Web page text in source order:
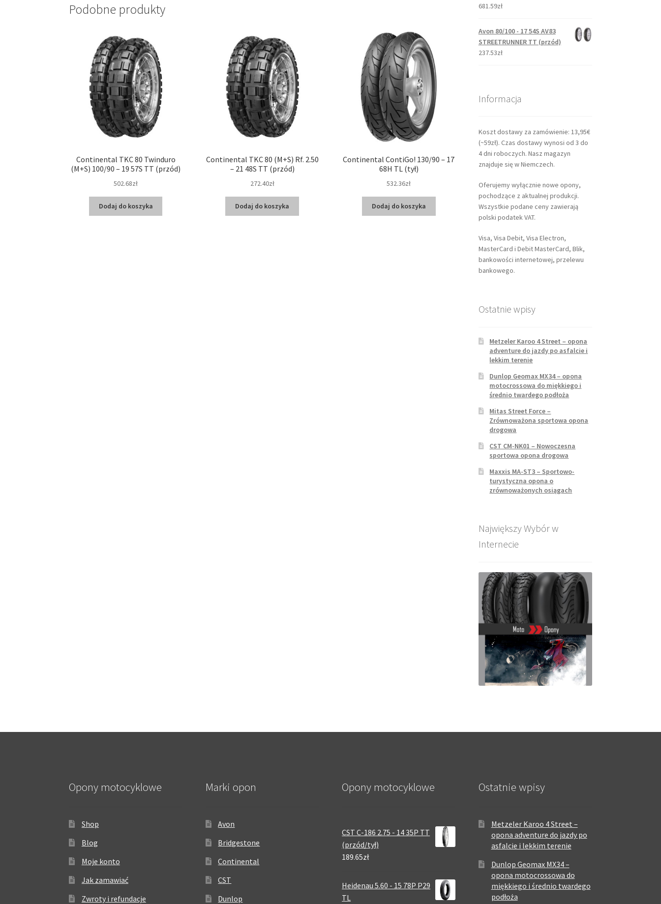
Podobne produkty
Continental TKC 80 Twinduro
(M+S) 100/90 – 19 57S TT (przód)
502.68zł
Dodaj do koszyka
Continental TKC 80 (M+S) Rf. 2.50
– 21 48S TT (przód)
272.40zł
Dodaj do koszyka
Continental ContiGo! 130/90 – 17
68H TL (tył)
532.36zł
Dodaj do koszyka
681.59zł
Avon 80/100 - 17 54S AV83
STREETRUNNER TT (przód)
237.53zł
Informacja
Koszt dostawy za zamówienie: 13,95€
(~59zł). Czas dostawy wynosi od 3 do
4 dni roboczych. Nasz magazyn
znajduje się w Niemczech.
Oferujemy wyłącznie nowe opony,
pochodzące z aktualnej produkcji.
Wszystkie podane ceny zawierają
polski podatek VAT.
Visa, Visa Debit, Visa Electron,
MasterCard i Debit MasterCard, Blik,
bankowości internetowej, przelewu
bankowego.
Ostatnie wpisy
Metzeler Karoo 4 Street – opona
adventure do jazdy po asfalcie i
lekkim terenie
Dunlop Geomax MX34 – opona
motocrossowa do miękkiego i
średnio twardego podłoża
Mitas Street Force –
Zrównoważona sportowa opona
drogowa
CST CM-NK01 – Nowoczesna
sportowa opona drogowa
Maxxis MA-ST3 – Sportowo-
turystyczna opona o
zrównoważonych osiągach
Największy Wybór w
Internecie
Opony motocyklowe
Shop
Blog
Moje konto
Jak zamawiać
Zwroty i refundacje
Marki opon
Avon
Bridgestone
Continental
CST
Dunlop
Opony motocyklowe
CST C-186 2.75 - 14 35P TT
(przód/tył)
189.65zł
Heidenau 5.60 - 15 78P P29
TL
Ostatnie wpisy
Metzeler Karoo 4 Street –
opona adventure do jazdy po
asfalcie i lekkim terenie
Dunlop Geomax MX34 –
opona motocrossowa do
miękkiego i średnio twardego
podłoża